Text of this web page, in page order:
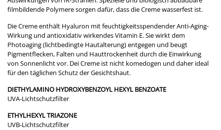
filmbildende Polymere sorgen dafür, dass die Creme wasserfest ist.
Die Creme enthält Hyaluron mit feuchtigkeitsspendender Anti-Aging-
Wirkung und antioxidativ wirkendes Vitamin E. Sie wirkt dem
Photoaging (lichtbedingte Hautalterung) entgegen und beugt
Pigmentflecken, Falten und Hauttrockenheit durch die Einwirkung
von Sonnenlicht vor. Dei Creme ist nicht komedogen und daher ideal
für den täglichen Schutz der Gesichtshaut.
DIETHYLAMINO HYDROXYBENZOYL HEXYL BENZOATE
UVA-Lichtschutzfilter
ETHYLHEXYL TRIAZONE
UVB-Lichtschutzfilter